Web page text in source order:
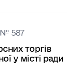
№ 587
торгів
у місті ради